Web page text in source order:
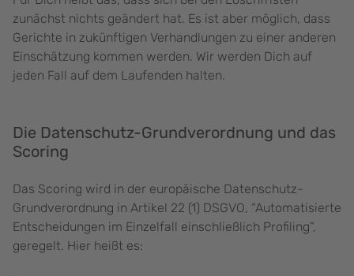
zunächst nichts geändert hat. Es ist aber möglich, dass
Gerichte in zukünftigen Verhandlungen zu einer anderen
Einschätzung kommen werden. Wir werden Dich auf
jeden Fall auf dem Laufenden halten.
Die Datenschutz-Grundverordnung und das
Scoring
Das Scoring wird in der europäische Datenschutz-
Grundverordnung in Artikel 22 (1) DSGVO, “Automatisierte
Entscheidungen im Einzelfall einschließlich Profiling”,
geregelt. Hier heißt es: